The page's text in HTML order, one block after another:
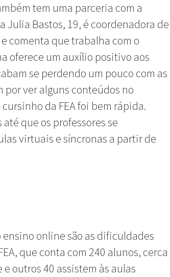
tem uma parceria com a
Julia Bastos, 19, é coordenadora de
comenta que trabalha com o
oferece um auxílio positivo aos
se perdendo um pouco com as
ver alguns conteúdos no
da FEA foi bem rápida.
que os professores se
virtuais e síncronas a partir de
online são as dificuldades
que conta com 240 alunos, cerca
outros 40 assistem às aulas